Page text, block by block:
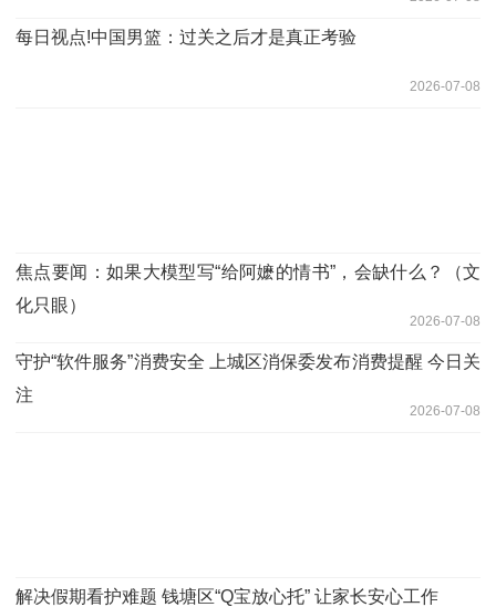
每日视点!中国男篮：过关之后才是真正考验
2026-07-08
焦点要闻：如果大模型写“给阿嬷的情书”，会缺什么？（文
化只眼）
2026-07-08
守护“软件服务”消费安全 上城区消保委发布消费提醒 今日关
注
2026-07-08
解决假期看护难题 钱塘区“Q宝放心托” 让家长安心工作